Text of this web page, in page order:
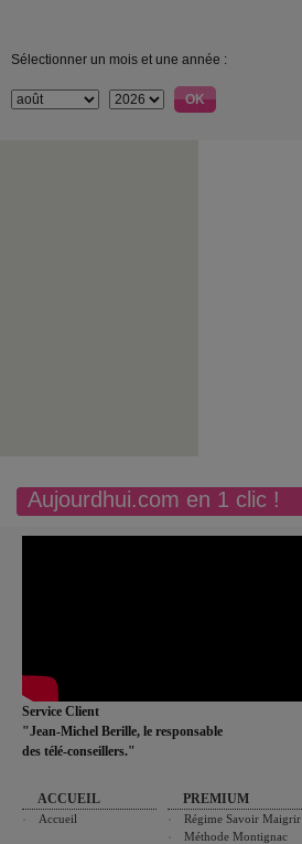
Sélectionner un mois et une année :
Aujourdhui.com en 1 clic !
Service Client
"Jean-Michel Berille, le responsable
des télé-conseillers."
ACCUEIL
Accueil
PREMIUM
Régime Savoir Maigrir
Méthode Montignac